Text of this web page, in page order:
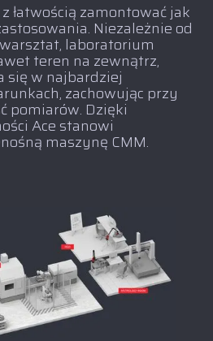
łatwością zamontować jak
Niezależnie od
laboratorium
teren na zewnątrz,
się w najbardziej
zachowując przy
pomiarów. Dzięki
Ace stanowi
maszynę CMM.